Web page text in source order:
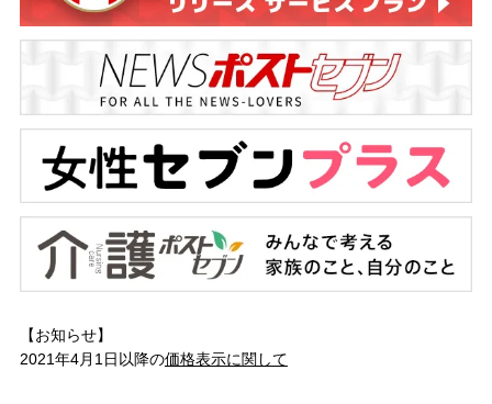
【お知らせ】
2021年4月1日以降の価格表示に関して